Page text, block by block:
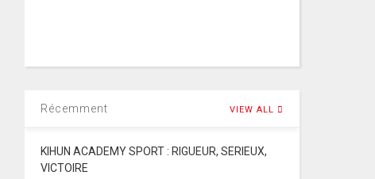
Récemment VIEW ALL
KIHUN ACADEMY SPORT : RIGUEUR, SERIEUX,
VICTOIRE